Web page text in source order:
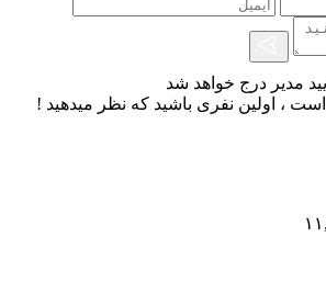
مدیر درج خواهد شد
، اولین نفری باشید که نظر میدهید !